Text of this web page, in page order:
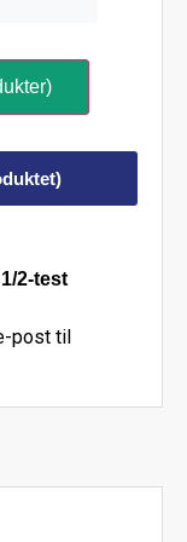
2-test
post til